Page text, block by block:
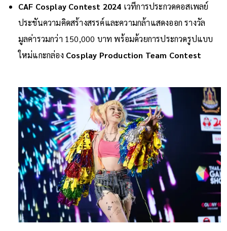
CAF Cosplay Contest 2024 เวทีการประกวดคอสเพลย์
ประชันความคิดสร้างสรรค์และความกล้าแสดงออก รางวัล
มูลค่ารวมกว่า 150,000 บาท พร้อมด้วยการประกวดรูปแบบ
ใหม่แกะกล่อง Cosplay Production Team Contest